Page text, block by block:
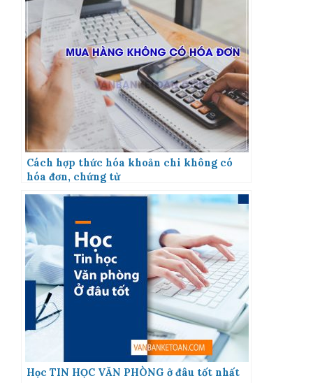
Cách hợp thức hóa khoản chi không có
hóa đơn, chứng từ
Học TIN HỌC VĂN PHÒNG ở đâu tốt nhất